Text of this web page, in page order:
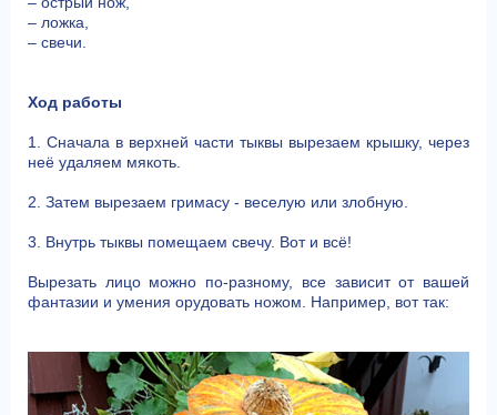
– ложка,
– свечи.
Ход работы
1. Сначала в верхней части тыквы вырезаем крышку, через
неё удаляем мякоть.
2. Затем вырезаем гримасу - веселую или злобную.
3. Внутрь тыквы помещаем свечу. Вот и всё!
Вырезать лицо можно по-разному, все зависит от вашей
фантазии и умения орудовать ножом. Например, вот так: